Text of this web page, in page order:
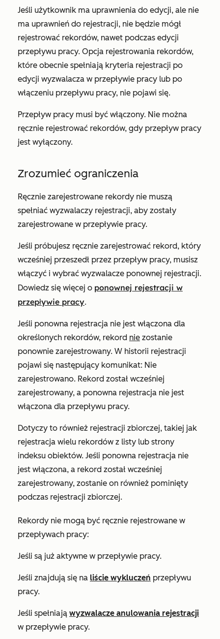
Jeśli użytkownik ma uprawnienia do edycji, ale nie
ma uprawnień do rejestracji, nie będzie mógł
rejestrować rekordów, nawet podczas edycji
przepływu pracy. Opcja rejestrowania rekordów,
które obecnie spełniają kryteria rejestracji po
edycji wyzwalacza w przepływie pracy lub po
włączeniu przepływu pracy, nie pojawi się.
Przepływ pracy musi być włączony. Nie można
ręcznie rejestrować rekordów, gdy przepływ pracy
jest wyłączony.
Zrozumieć ograniczenia
Ręcznie zarejestrowane rekordy nie muszą
spełniać wyzwalaczy rejestracji, aby zostały
zarejestrowane w przepływie pracy.
Jeśli próbujesz ręcznie zarejestrować rekord, który
wcześniej przeszedł przez przepływ pracy, musisz
włączyć i wybrać wyzwalacze ponownej rejestracji.
Dowiedz się więcej o ponownej rejestracji w
przepływie pracy.
Jeśli ponowna rejestracja nie jest włączona dla
określonych rekordów, rekord nie zostanie
ponownie zarejestrowany. W historii rejestracji
pojawi się następujący komunikat: Nie
zarejestrowano. Rekord został wcześniej
zarejestrowany, a ponowna rejestracja nie jest
włączona dla przepływu pracy.
Dotyczy to również rejestracji zbiorczej, takiej jak
rejestracja wielu rekordów z listy lub strony
indeksu obiektów. Jeśli ponowna rejestracja nie
jest włączona, a rekord został wcześniej
zarejestrowany, zostanie on również pominięty
podczas rejestracji zbiorczej.
Rekordy nie mogą być ręcznie rejestrowane w
przepływach pracy:
Jeśli są już aktywne w przepływie pracy.
Jeśli znajdują się na liście wykluczeń przepływu
pracy.
Jeśli spełniają wyzwalacze anulowania rejestracji
w przepływie pracy.